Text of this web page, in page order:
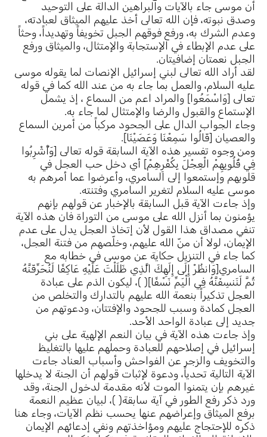
أن موسى جاء بالآيات والبراهين الدالة على التوحيد
وصدق نبوته، فإن الله تعالى أخذ عليهم الميثاق لعبادته،
وعدم الشرك به، ورفع فوقهم الجبل تخويفاً وتهديداً، وحثاً
على عدم الإبطاء في الإستجابة والإمتثال، والميثاق ورفع
الجبل نعمتان إضافيتان.
لقد أراد الله تعالى لبني إسرائيل الإنصات لما يقوله موسى
عليه السلام، والعمل بما جاء به من عند الله كما في قوله
تعالى [وَاسْمَعُوا] والمراد اعم من السماع ، إذ يشمل
الإستماع والقبول والرضا والإمتثال لما جاء به.
وجاء الجواب الدال على الجحود مركباً من أمرين السماع
والعصيان [قَالُوا سَمِعْنَا وَعَصَيْنَا].
ومن وجوه تفسير هذه الآية السابقة قوله تعالى [وَأُشْرِبُوا
فِي قُلُوبِهِمْ الْعِجْلَ بِكُفْرِهِمْ] أي دخل حب العجل في
قلوبهم وإستمعوا إلى السامري، وأعرضوا عما أمرهم به
موسى عليه السلام لتغرير السامري وفتنته.
وإذ جاءت الآية قبل السابقة بالإخبار عن قولهم بإنهم
يؤمنون بما أنزل الله على موسى من التوراة فان هذه الآية
تنفي مصداق هذا القول لأن إتخاذ العجل يدل على عدم
الإيمان، لولا أن منّ الله عليهم، وخلّصهم من فتنة العجل،
كما جاء في التنزيل حكاية عن موسى في خطابه مع
السامري[وَانظُرْ إِلَى إِلَهِكَ الَّذِي ظَلَلْتَ عَلَيْهِ عَاكِفًا لَنُحَرِّقَنَّهُ
ثُمَّ لَنَنسِفَنَّهُ فِي الْيَمِّ نَسْفًا]( )، ليكون الذم على عبادة
العجل تذكيراً بنعمة الله عليهم بالتدارك والتخلص من
العجل كمادة وسبب للجحود والإفتتان، ودعوتهم من
جديد إلى عبادة الواحد الأحد.
وإذ جاءت هذه الآية في بيان النعم الإلهية على بني
إسرائيل في إصلاحهم للعبادة وحملهم عليها بالتغليظ
والتخويف والزجر عن الفواحش وأسباب العناد جاءت
الآية التالية تحدياً، ودعوة لإثبات قولهم أن الجنة لا يدخلها
غيرهم بإن يتمنوا الموت لأنه مقدمة لدخول الجنة، وقد
ورد ذكر رفع الطور في آية سابقة( )، لبيان عظيم النعمة
برفع الميثاق وإعراضهم عنها يحسب نظم الآيات، وجاء هنا
ذكره للإحتجاج عليهم ومؤاخذتهم ونفي إدعائهم الإيمان